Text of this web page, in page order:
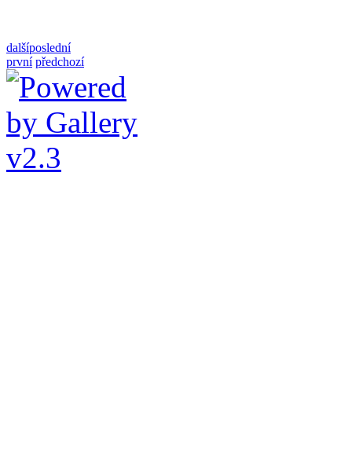
dalšíposlední
první předchozí